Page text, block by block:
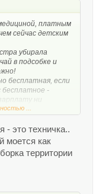
платным
сейчас детским
убирала
в подсобке и
бесплатная, если
бесплатное -
ни
на полную
мед. сестрой
дети?
выберут люди -
...
- это техничка..
моется как
территории